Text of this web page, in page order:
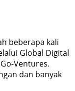
beberapa kali
Global Digital
Ventures.
dan banyak